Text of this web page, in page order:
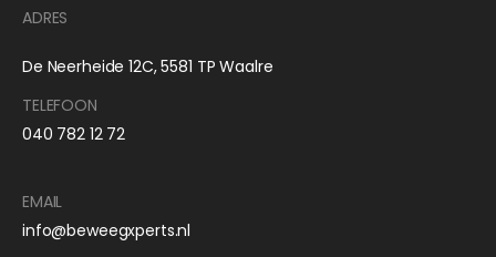
ADRES
De Neerheide 12C, 5581 TP Waalre
TELEFOON
040 782 12 72
EMAIL
info@beweegxperts.nl